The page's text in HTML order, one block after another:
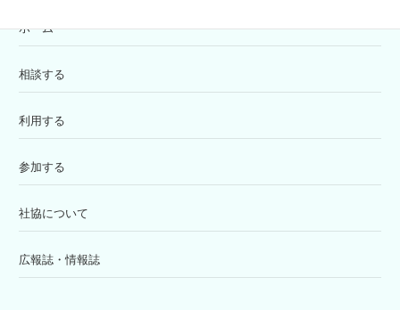
ホーム
相談する
利用する
参加する
社協について
広報誌・情報誌